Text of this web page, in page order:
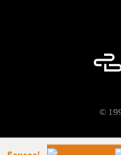
©